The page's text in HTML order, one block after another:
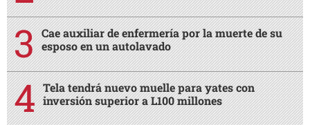
Cae auxiliar de enfermería por la muerte de su
esposo en un autolavado
Tela tendrá nuevo muelle para yates con
inversión superior a L100 millones